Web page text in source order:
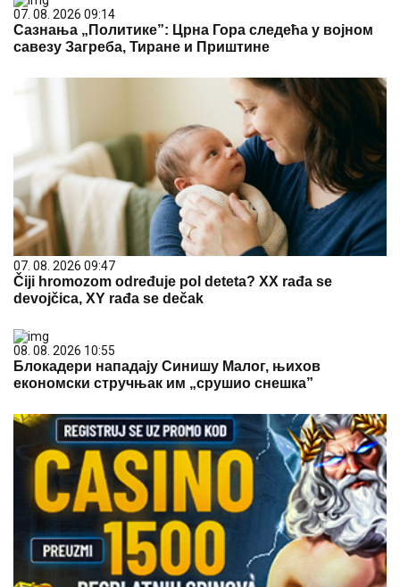
07. 08. 2026 09:14
Сазнања „Политике”: Црна Гора следећа у војном
савезу Загреба, Тиране и Приштине
07. 08. 2026 09:47
Čiji hromozom određuje pol deteta? XX rađa se
devojčica, XY rađa se dečak
08. 08. 2026 10:55
Блокадери нападају Синишу Малог, њихов
економски стручњак им „срушио снешка”